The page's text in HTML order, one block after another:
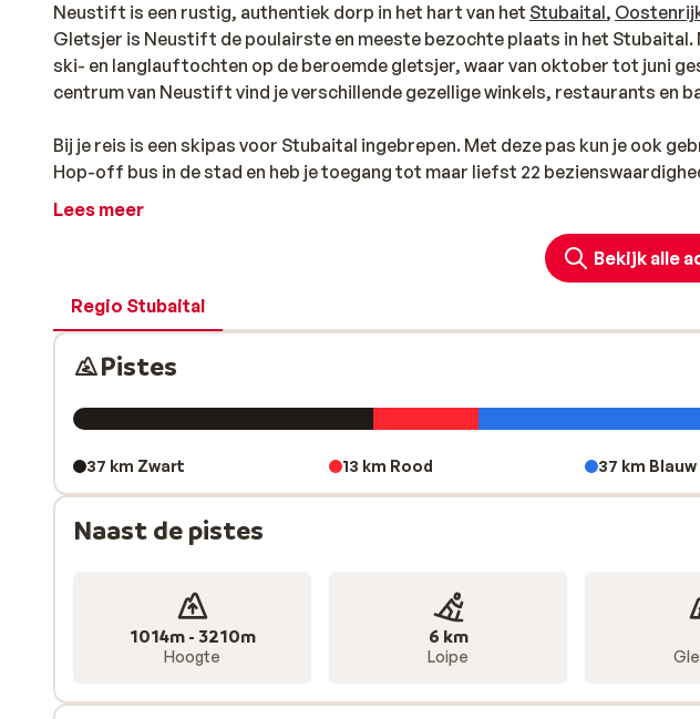
Neustift is een rustig, authentiek dorp in het hart van het Stubaital,
Gletsjer is Neustift de poulairste en meeste bezochte plaats in het
ski- en langlauftochten op de beroemde gletsjer, waar van oktober tot juni
centrum van Neustift vind je verschillende gezellige winkels, restaurants en
Bij je reis is een skipas voor Stubaital ingebrepen. Met deze pas kun je ook
Hop-off bus in de stad en heb je toegang tot maar liefst 22
bijvoorbeeld ’s ochtends skiën op de Stubaier Gletscher, ’s middags fietsen
Lees meer
Bekijk alle
Regio Stubaital
Pistes
37 km Zwart 13 km Rood 37 km Blauw
Naast de pistes
1014m - 3210m
Hoogte
6 km
Loipe